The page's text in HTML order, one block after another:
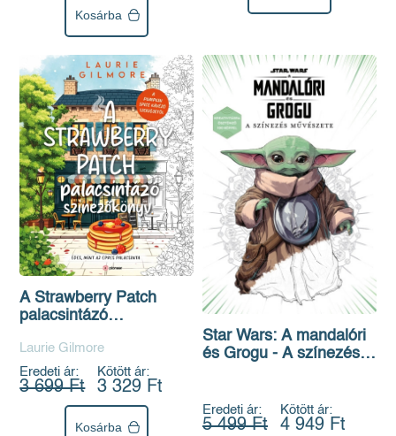
Kosárba
A Strawberry Patch
palacsintázó
Laurie Gilmore
Eredeti ár:
3 699 Ft
Kötött ár:
3 329 Ft
Kosárba
Star Wars: A mandalóri
és Grogu - A színezés
100 képpel
Eredeti ár:
5 499 Ft
Kötött ár:
4 949 Ft